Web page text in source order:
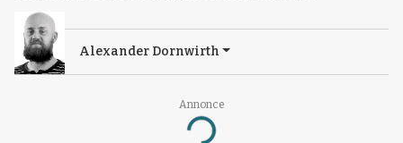
Annonce
Alexander Dornwirth